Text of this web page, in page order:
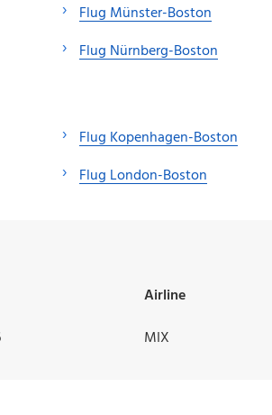
Flug Münster-Boston
Flug Nürnberg-Boston
Flug Kopenhagen-Boston
Flug London-Boston
Airline
MIX